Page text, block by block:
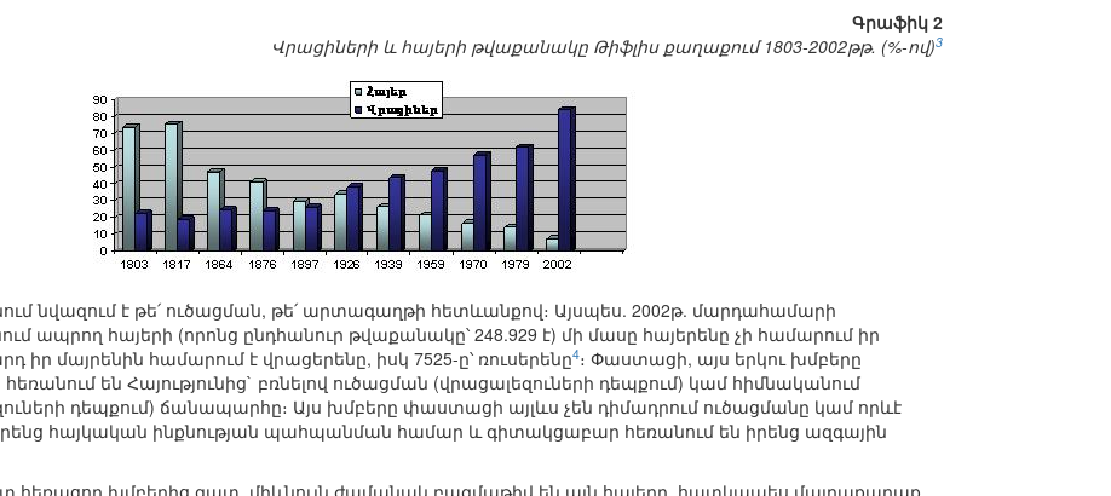
Գրաֆիկ 2
Վրացիների և հայերի թվաքանակը Թիֆլիս քաղաքում 1803-2002թթ. (%-ով)3
նվազում է թե՛ ուծացման, թե՛ արտագաղթի հետևանքով։ Այսպես. 2002թ. մարդահամարի
ապրող հայերի (որոնց ընդհանուր թվաքանակը՝ 248.929 է) մի մասը հայերենը չի համարում իր
իր մայրենին համարում է վրացերենը, իսկ 7525-ը՝ ռուսերենը4։ Փաստացի, այս երկու խմբերը
են Հայությունից` բռնելով ուծացման (վրացալեզուների դեպքում) կամ հիմնականում
դեպքում) ճանապարհը։ Այս խմբերը փաստացի այլևս չեն դիմադրում ուծացմանը կամ որևէ
հայկական ինքնության պահպանման համար և գիտակցաբար հեռանում են իրենց ազգային